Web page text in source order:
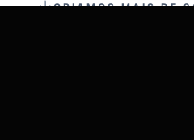
CRIAMOS MAIS DE